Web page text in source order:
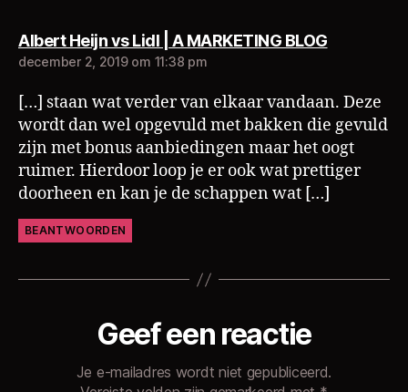
Albert Heijn vs Lidl | A MARKETING BLOGzegt:
december 2, 2019 om 11:38 pm
[…] staan wat verder van elkaar vandaan. Deze
wordt dan wel opgevuld met bakken die gevuld
zijn met bonus aanbiedingen maar het oogt
ruimer. Hierdoor loop je er ook wat prettiger
doorheen en kan je de schappen wat […]
BEANTWOORDEN
Geef een reactie
Je e-mailadres wordt niet gepubliceerd.